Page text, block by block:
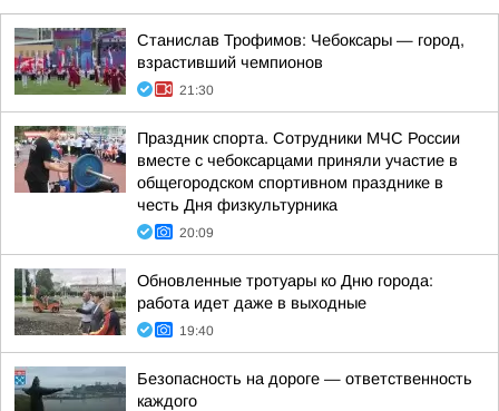
Станислав Трофимов: Чебоксары — город,
взрастивший чемпионов
21:30
Праздник спорта. Сотрудники МЧС России
вместе с чебоксарцами приняли участие в
общегородском спортивном празднике в
честь Дня физкультурника
20:09
Обновленные тротуары ко Дню города:
работа идет даже в выходные
19:40
Безопасность на дороге — ответственность
каждого